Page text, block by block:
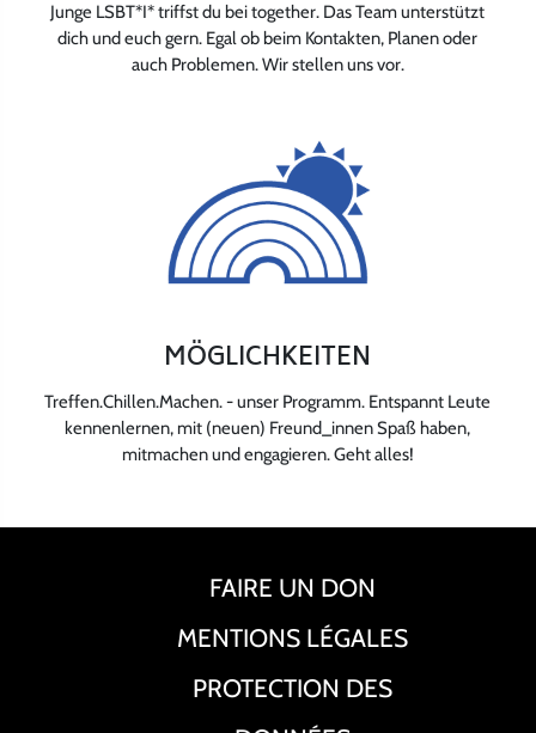
Junge LSBT*I* triffst du bei together. Das Team unterstützt
dich und euch gern. Egal ob beim Kontakten, Planen oder
auch Problemen. Wir stellen uns vor.
MÖGLICHKEITEN
Treffen.Chillen.Machen. - unser Programm. Entspannt Leute
kennenlernen, mit (neuen) Freund_innen Spaß haben,
mitmachen und engagieren. Geht alles!
FAIRE UN DON
MENTIONS LÉGALES
PROTECTION DES